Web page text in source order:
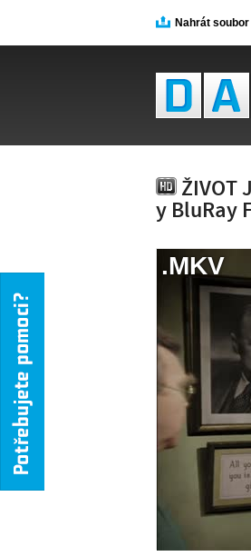
Nahrát soubor
ŽIVOT
y BluRay
.MKV